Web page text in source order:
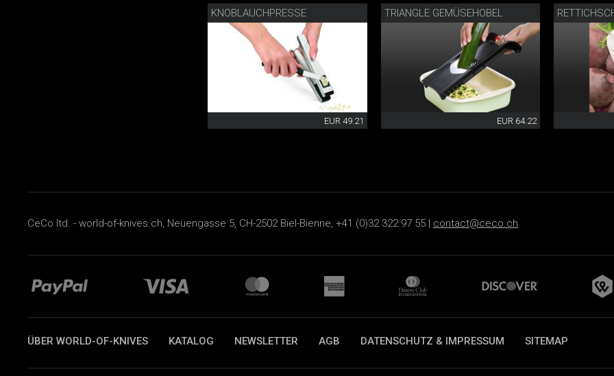
KNOBLAUCHPRESSE
EUR 49.21
TRIANGLE GEMÜSEHOBEL
EUR 64.22
CeCo ltd. - world-of-knives.ch, Neuengasse 5, CH-2502 Biel-Bienne, +41 (0)32 322 97 55 | contact@ceco.ch
ÜBER WORLD-OF-KNIVES KATALOG NEWSLETTER AGB DATENSCHUTZ & IMPRESSUM SITEMAP